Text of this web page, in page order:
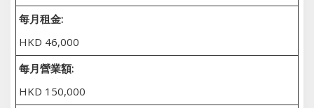
每月租金:
HKD 46,000
每月營業額:
HKD 150,000